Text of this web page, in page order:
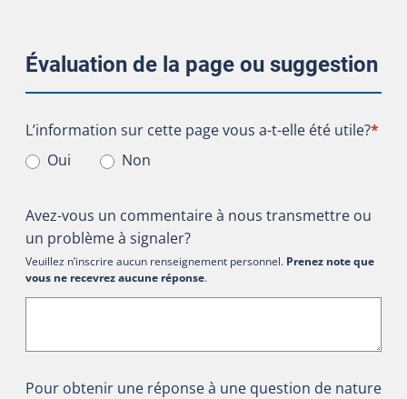
Évaluation de la page ou suggestion
L’information sur cette page vous a-t-elle été utile?
L’information sur cette page vous a-t-elle été utile?*
Oui
Non
Avez-vous un commentaire à nous transmettre ou
un problème à signaler?
Veuillez n’inscrire aucun renseignement personnel. Prenez note que
vous ne recevrez aucune réponse.
Pour obtenir une réponse à une question de nature